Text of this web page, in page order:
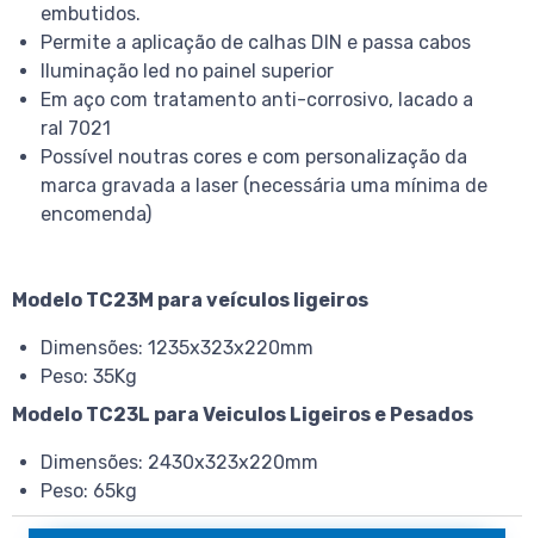
embutidos.
Permite a aplicação de calhas DIN e passa cabos
Iluminação led no painel superior
Em aço com tratamento anti-corrosivo, lacado a
ral 7021
Possível noutras cores e com personalização da
marca gravada a laser (necessária uma mínima de
encomenda)
Modelo TC23M para veículos ligeiros
Dimensões: 1235x323x220mm
Peso: 35Kg
Modelo TC23L para Veiculos Ligeiros e Pesados
Dimensões: 2430x323x220mm
Peso: 65kg